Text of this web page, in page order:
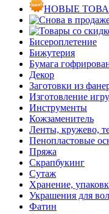
НОВЫЕ
Бисероплетение
Бижутерия
Бумага
Декор
Заготовки из
Изготовление
Инструменты
Кожзаменитель
Ленты, кружево,
Пенопластовые
Пряжа
Скрапбукинг
Сутаж
Хранение,
Украшения для
Фатин